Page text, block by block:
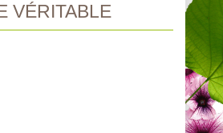
VÉRITABLE